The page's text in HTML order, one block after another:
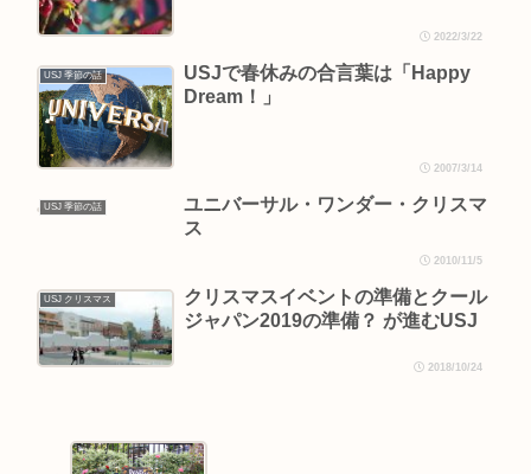
2022/3/22
USJ 季節の話
USJで春休みの合言葉は「Happy
Dream！」
2007/3/14
USJ 季節の話
ユニバーサル・ワンダー・クリスマ
ス
2010/11/5
USJ クリスマス
クリスマスイベントの準備とクール
ジャパン2019の準備？ が進むUSJ
2018/10/24